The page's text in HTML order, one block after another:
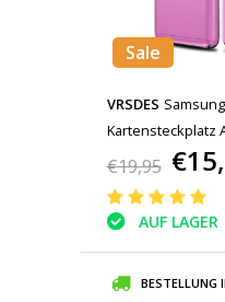
Sale
VRSDES
Kartensteckplatz
Lila
€19,95
AUF LAGER
BESTELLUNG